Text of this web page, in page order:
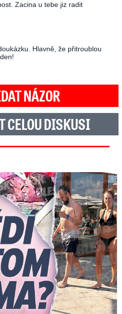
Zacina u tebe jiz radit
Hlavně, že přitroublou
NÁZOR
CELOU DISKUSI
v Polsku, ale… Vědí o tom doma?